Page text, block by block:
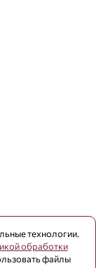
технологии.
обработки
файлы